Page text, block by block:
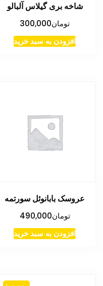
شاخه بری گیلاس آلبالو
تومان300,000
افزودن به سبد خرید
عروسک بابانوئل سورتمه
تومان490,000
افزودن به سبد خرید